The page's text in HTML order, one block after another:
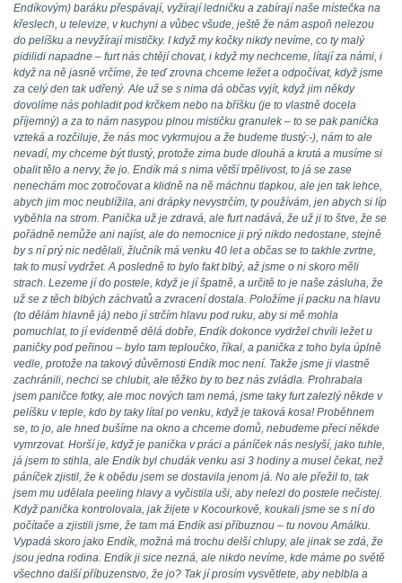
Endíkovým) baráku přespávají, vyžírají ledničku a zabírají naše místečka na
křeslech, u televize, v kuchyni a vůbec všude, ještě že nám aspoň nelezou
do pelíšku a nevyžírají mističky. I když my kočky nikdy nevíme, co ty malý
pidilidi napadne – furt nás chtějí chovat, i když my nechceme, lítají za námi, i
když na ně jasně vrčíme, že teď zrovna chceme ležet a odpočívat, když jsme
za celý den tak udřený. Ale už se s nima dá občas vyjít, když jim někdy
dovolíme nás pohladit pod krčkem nebo na bříšku (je to vlastně docela
příjemný) a za to nám nasypou plnou mističku granulek – to se pak panička
vzteká a rozčiluje, že nás moc vykrmujou a že budeme tlustý:-), nám to ale
nevadí, my chceme být tlustý, protože zima bude dlouhá a krutá a musíme si
obalit tělo a nervy, že jo. Endík má s nima větší trpělivost, to já se zase
nenechám moc zotročovat a klidně na ně máchnu tlapkou, ale jen tak lehce,
abych jim moc neublížila, ani drápky nevystrčím, ty používám, jen abych si líp
vyběhla na strom. Panička už je zdravá, ale furt nadává, že už ji to štve, že se
pořádně nemůže ani najíst, ale do nemocnice ji prý nikdo nedostane, stejně
by s ní prý nic nedělali, žlučník má venku 40 let a občas se to takhle zvrtne,
tak to musí vydržet. A posledně to bylo fakt blbý, až jsme o ni skoro měli
strach. Lezeme jí do postele, když je jí špatně, a určitě to je naše zásluha, že
už se z těch blbých záchvatů a zvracení dostala. Položíme jí packu na hlavu
(to dělám hlavně já) nebo jí strčím hlavu pod ruku, aby si mě mohla
pomuchlat, to jí evidentně dělá dobře, Endík dokonce vydržel chvíli ležet u
paničky pod peřinou – bylo tam teploučko, říkal, a panička z toho byla úplně
vedle, protože na takový důvěrnosti Endík moc není. Takže jsme ji vlastně
zachránili, nechci se chlubit, ale těžko by to bez nás zvládla. Prohrabala
jsem paničce fotky, ale moc nových tam nemá, jsme taky furt zalezlý někde v
pelíšku v teple, kdo by taky lítal po venku, když je taková kosa! Proběhnem
se, to jo, ale hned bušíme na okno a chceme domů, nebudeme přeci někde
vymrzovat. Horší je, když je panička v práci a páníček nás neslyší, jako tuhle,
já jsem to stihla, ale Endík byl chudák venku asi 3 hodiny a musel čekat, než
páníček zjistil, že k obědu jsem se dostavila jenom já. No ale přežil to, tak
jsem mu udělala peeling hlavy a vyčistila uši, aby nelezl do postele nečistej.
Když panička kontrolovala, jak žijete v Kocourkově, koukali jsme se s ní do
počítače a zjistili jsme, že tam má Endík asi příbuznou – tu novou Amálku.
Vypadá skoro jako Endík, možná má trochu delší chlupy, ale jinak se zdá, že
jsou jedna rodina. Endík ji sice nezná, ale nikdo nevíme, kde máme po světě
všechno další příbuzenstvo, že jo? Tak jí prosím vysvětlete, aby neblbla a